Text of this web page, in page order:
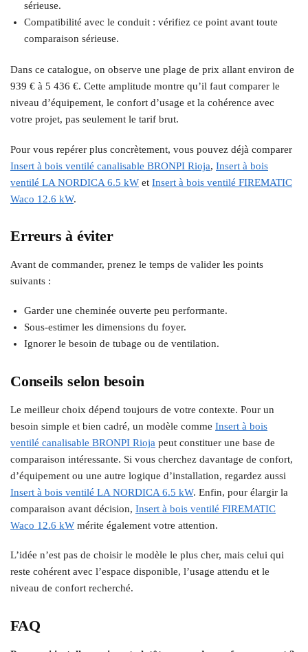
sérieuse.
Compatibilité avec le conduit : vérifiez ce point avant toute
comparaison sérieuse.
Dans ce catalogue, on observe une plage de prix allant environ de
939 € à 5 436 €. Cette amplitude montre qu’il faut comparer le
niveau d’équipement, le confort d’usage et la cohérence avec
votre projet, pas seulement le tarif brut.
Pour vous repérer plus concrètement, vous pouvez déjà comparer
Insert à bois ventilé canalisable BRONPI Rioja, Insert à bois
ventilé LA NORDICA 6.5 kW et Insert à bois ventilé FIREMATIC
Waco 12.6 kW.
Erreurs à éviter
Avant de commander, prenez le temps de valider les points
suivants :
Garder une cheminée ouverte peu performante.
Sous-estimer les dimensions du foyer.
Ignorer le besoin de tubage ou de ventilation.
Conseils selon besoin
Le meilleur choix dépend toujours de votre contexte. Pour un
besoin simple et bien cadré, un modèle comme Insert à bois
ventilé canalisable BRONPI Rioja peut constituer une base de
comparaison intéressante. Si vous cherchez davantage de confort,
d’équipement ou une autre logique d’installation, regardez aussi
Insert à bois ventilé LA NORDICA 6.5 kW. Enfin, pour élargir la
comparaison avant décision, Insert à bois ventilé FIREMATIC
Waco 12.6 kW mérite également votre attention.
L’idée n’est pas de choisir le modèle le plus cher, mais celui qui
reste cohérent avec l’espace disponible, l’usage attendu et le
niveau de confort recherché.
FAQ